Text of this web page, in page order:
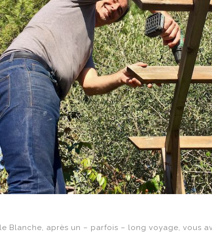
Blanche, après un – parfois – long voyage, vous